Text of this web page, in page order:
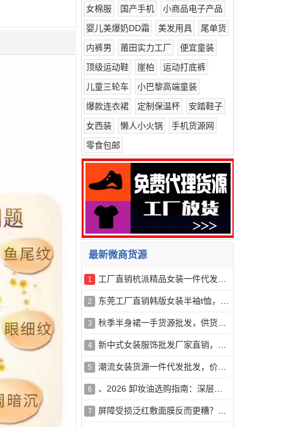
女棉服
国产手机
小商品电子产品
婴儿美爆奶DD霜
美发用具
尾单货
内裤男
莆田实力工厂
便宜童装
顶级运动鞋
崖柏
运动打底裤
儿童三轮车
小巴黎高端童装
爆款连衣裙
定制保温杯
安踏鞋子
女西装
懒人小火锅
手机货源网
零食包邮
最新微商货源
1 工厂直销杭派精品女装一件代发，诚招代理，量大价格从优
2 东莞工厂直销韩版女装半袖t恤，一手货源，量大从优
3 秋季半身裙一手货源批发，供货稳定，一件代发
4 新中式女装服饰批发厂家直销，质优价廉，薄利多销
5 潮流女装货源一件代发批发，价格实惠，海量现货
6 、2026 卸妆油选购指南：深层清洁全脸卸妆油排行榜，干皮不紧绷
7 屏障受损泛红敷面膜反而更糟？2026年修复面膜正确挑选思路